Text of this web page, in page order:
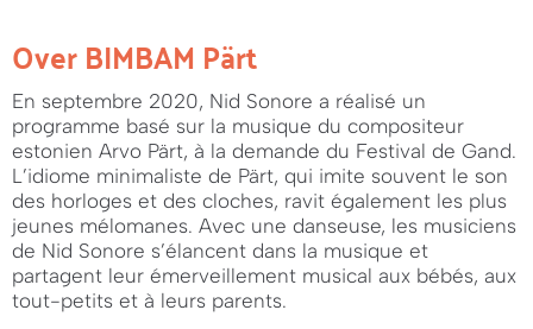
Over BIMBAM Pärt
En septembre 2020, Nid Sonore a réalisé un
programme basé sur la musique du compositeur
estonien Arvo Pärt, à la demande du Festival de Gand.
L’idiome minimaliste de Pärt, qui imite souvent le son
des horloges et des cloches, ravit également les plus
jeunes mélomanes. Avec une danseuse, les musiciens
de Nid Sonore s’élancent dans la musique et
partagent leur émerveillement musical aux bébés, aux
tout-petits et à leurs parents.